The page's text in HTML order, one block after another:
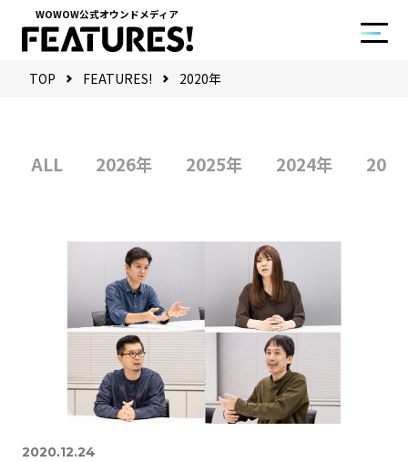
WOWOW公式オウンドメディア
TOP FEATURES! 2020年
ALL 2026年 2025年 2024年
2020.12.24